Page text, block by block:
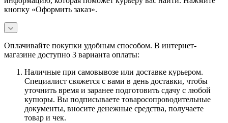
кнопку «Оформить заказ».
Оплачивайте покупки удобным способом. В интернет-
магазине доступно 3 варианта оплаты:
Наличные при самовывозе или доставке курьером.
Специалист свяжется с вами в день доставки, чтобы
уточнить время и заранее подготовить сдачу с любой
купюры. Вы подписываете товаросопроводительные
документы, вносите денежные средства, получаете
товар и чек.